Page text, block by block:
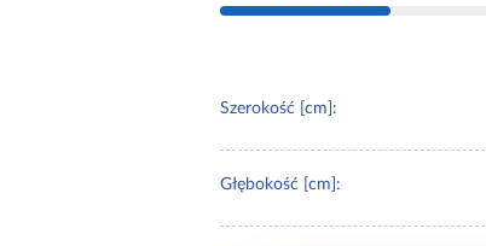
Szerokość [cm]:
Głębokość [cm]: